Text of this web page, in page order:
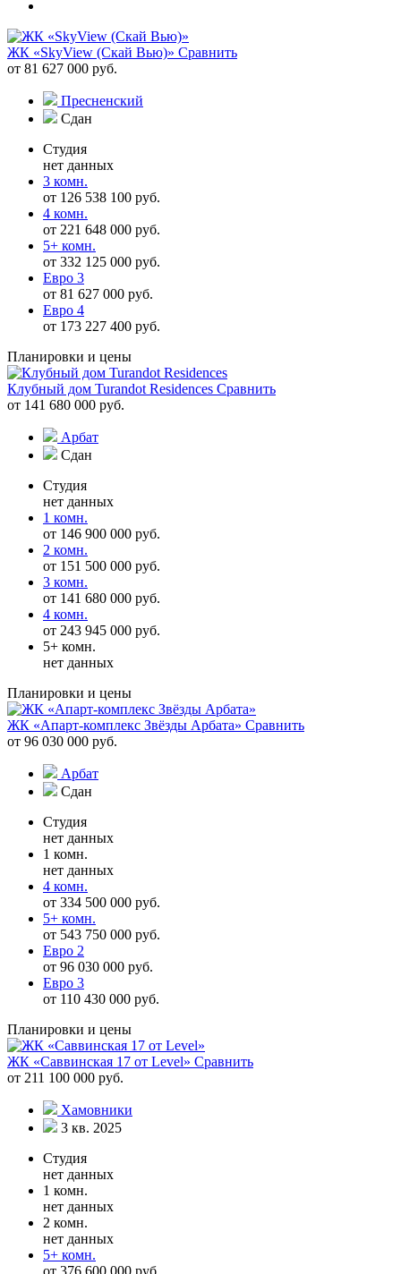
ЖК «SkyView (Скай Вью)» Сравнить
от 81 627 000 руб.
Пресненский
Сдан
Студия
нет данных
3 комн.
от 126 538 100 руб.
4 комн.
от 221 648 000 руб.
5+ комн.
от 332 125 000 руб.
Евро 3
от 81 627 000 руб.
Евро 4
от 173 227 400 руб.
Планировки и цены
Клубный дом Turandot Residences Сравнить
от 141 680 000 руб.
Арбат
Сдан
Студия
нет данных
1 комн.
от 146 900 000 руб.
2 комн.
от 151 500 000 руб.
3 комн.
от 141 680 000 руб.
4 комн.
от 243 945 000 руб.
5+ комн.
нет данных
Планировки и цены
ЖК «Апарт-комплекс Звёзды Арбата» Сравнить
от 96 030 000 руб.
Арбат
Сдан
Студия
нет данных
1 комн.
нет данных
4 комн.
от 334 500 000 руб.
5+ комн.
от 543 750 000 руб.
Евро 2
от 96 030 000 руб.
Евро 3
от 110 430 000 руб.
Планировки и цены
ЖК «Саввинская 17 от Level» Сравнить
от 211 100 000 руб.
Хамовники
3 кв. 2025
Студия
нет данных
1 комн.
нет данных
2 комн.
нет данных
5+ комн.
от 376 600 000 руб.